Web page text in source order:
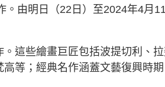
。由明日（22日）至2024年4月
這些繪畫巨匠包括波提切利、
等；經典名作涵蓋文藝復興時